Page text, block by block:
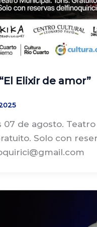
Elixir de amor”
07 de agosto.
Solo con